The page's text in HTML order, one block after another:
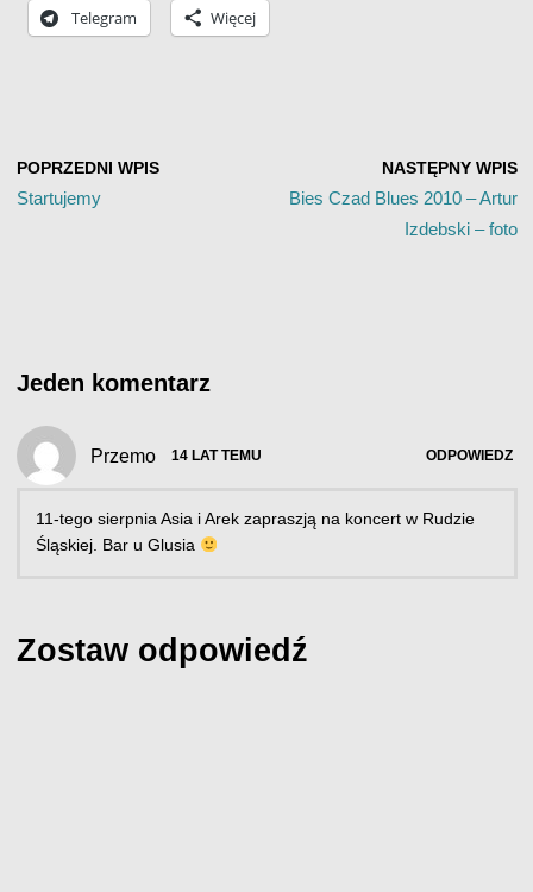
Telegram Więcej
POPRZEDNI WPIS
Startujemy
NASTĘPNY WPIS
Bies Czad Blues 2010 – Artur
Izdebski – foto
Jeden komentarz
Przemo 14 LAT TEMU ODPOWIEDZ
11-tego sierpnia Asia i Arek zapraszją na koncert w Rudzie
Śląskiej. Bar u Glusia
Zostaw odpowiedź